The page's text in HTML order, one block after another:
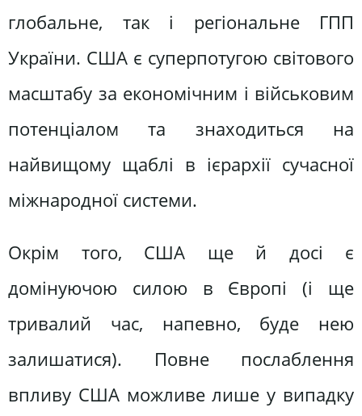
глобальне, так і регіональне ГПП
України. США є суперпотугою світового
масштабу за економічним і військовим
потенціалом та знаходиться на
найвищому щаблі в ієрархії сучасної
міжнародної системи.
Окрім того, США ще й досі є
домінуючою силою в Європі (і ще
тривалий час, напевно, буде нею
залишатися). Повне послаблення
впливу США можливе лише у випадку